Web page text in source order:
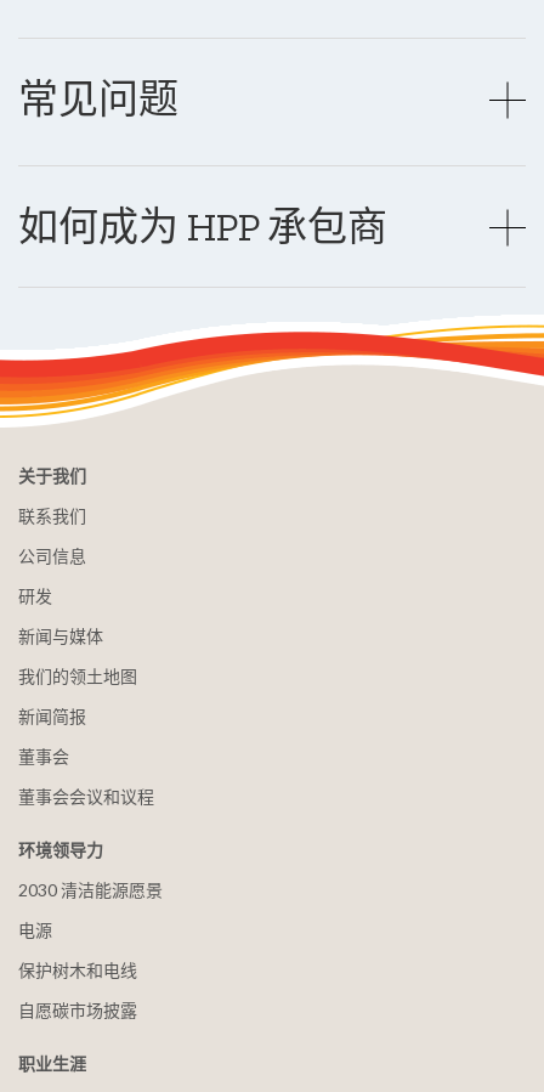
常见问题
如何成为 HPP 承包商
关于我们
联系我们
公司信息
研发
新闻与媒体
我们的领土地图
新闻简报
董事会
董事会会议和议程
环境领导力
2030 清洁能源愿景
电源
保护树木和电线
自愿碳市场披露
职业生涯